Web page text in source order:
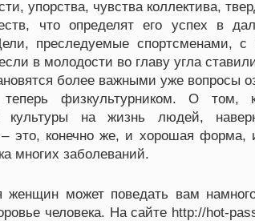
упорства, чувства коллектива,
что определят его успех в
преследуемые спортсменами, с
в молодости во главу угла
более важными уже вопросы
теперь физкультурником. О том,
культуры на жизнь людей,
– это, конечно же, и хорошая форма,
многих заболеваний.
женщин может поведать вам
человека. На сайте http://hot-